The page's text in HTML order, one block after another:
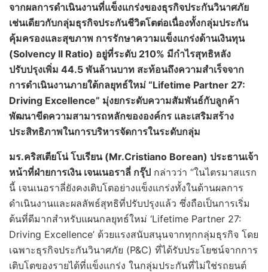
จากผลการดำเนินงานที่แข็งแกร่งของธุรกิจประกันวินาศภัย
เช่นเดียวกับกลุ่มธุรกิจประกันชีวิตโตต่อเนื่องทั้งกลุ่มประกัน
คุ้มครองและสุขภาพ การรักษาความแข็งแกร่งด้านเงินทุน
(Solvency II Ratio) อยู่ที่ระดับ 210% มีกำไรสุทธิหลัง
ปรับปรุงเพิ่ม 44.5 พันล้านบาท สะท้อนถึงความสำเร็จจาก
การดำเนินงานภายใต้กลยุทธ์ใหม่ “Lifetime Partner 27:
Driving Excellence” มุ่งยกระดับความสัมพันธ์กับลูกค้า
พัฒนาขีดความสามารถหลักขององค์กร และเสริมสร้าง
ประสิทธิภาพในการบริหารจัดการในระดับกลุ่ม
มร.คริสเตียโน่ โบเรียน (Mr.Cristiano Borean) ประธานเจ้า
หน้าที่ฝ่ายการเงิน เจนเนอราลี่ กรุ๊ป กล่าวว่า “ในไตรมาสแรก
นี้ เจนเนอราลี่ยังคงเติบโตอย่างแข็งแกร่งทั้งในด้านผลการ
ดำเนินงานและผลลัพธ์สุทธิที่ปรับปรุงแล้ว ซึ่งถือเป็นการเริ่ม
ต้นที่ดีมากสำหรับแผนกลยุทธ์ใหม่ ‘Lifetime Partner 27:
Driving Excellence’ ด้วยแรงสนับสนุนจากทุกกลุ่มธุรกิจ โดย
เฉพาะธุรกิจประกันวินาศภัย (P&C) ที่ได้รับประโยชน์จากการ
เติบโตของรายได้ที่แข็งแกร่ง ในกลุ่มประกันที่ไม่ใช่รถยนต์